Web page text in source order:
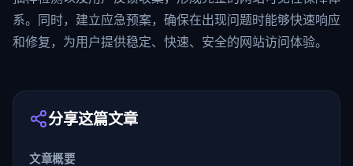
系。同时，建立应急预案，确保在出现问题时能够快速响应
和修复，为用户提供稳定、快速、安全的网站访问体验。
分享这篇文章
文章概要